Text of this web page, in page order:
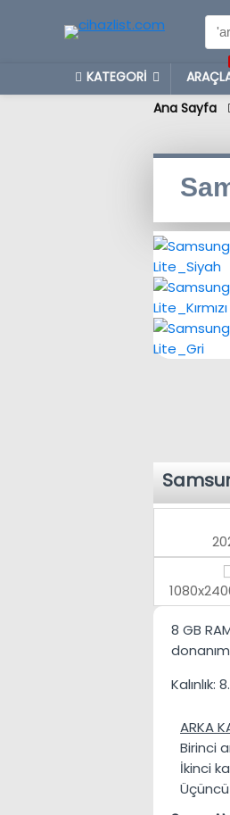
KATEGORİ
Ana Sayfa
8 GB
Kalınlık:
ARKA
Birinci
İkinci